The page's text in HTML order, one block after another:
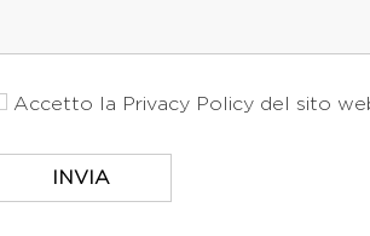
Accetto la Privacy Policy del sito